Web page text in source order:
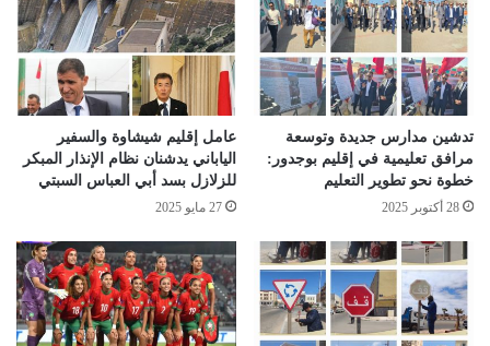
تدشين مدارس جديدة وتوسعة
مرافق تعليمية في إقليم بوجدور:
خطوة نحو تطوير التعليم
28 أكتوبر 2025
عامل إقليم شيشاوة والسفير
الياباني يدشنان نظام الإنذار المبكر
للزلازل بسد أبي العباس السبتي
27 مايو 2025